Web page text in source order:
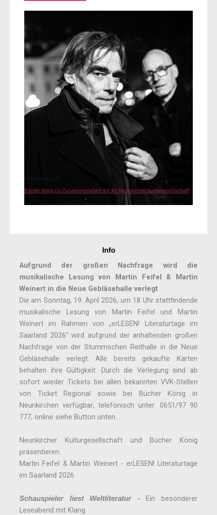
VERANSTALTER
Bücher König (in Zusammenarbeit mit der Neunkircher Kulturgesellschaft)
Info
Aufgrund der großen Nachfrage wird die
musikalische Lesung von Martin Feifel & Martin
Weinert in die Neue Gebläsehalle verlegt
Die am Sonntag, 19. April 2026, um 18 Uhr stattfindende
musikalische Lesung von Martin Feifel und Martin
Weinert im Rahmen von „erLESEN! Literaturtage im
Saarland 2026“ wird aufgrund der anhaltenden großen
Nachfrage von der Stummschen Reithalle in die Neue
Gebläsehalle verlegt. Alle bereits gekaufte Karten
behalten ihre Gültigkeit. Durch die Verlegung sind ab
sofort wieder Tickets bei allen bekannten VVK-Stellen
von Ticket Regional sowie bei Bücher König in
Neunkirchen verfügbar; telefonisch unter: 0651/97 90
777, online siehe Button unten.
Neunkircher Kulturgesellschaft und Bücher König
präsentieren:
Martin Feifel & Martin Weinert - erLESEN! Literaturtage
im Saarland 2026
Schauspieler liest Weltliteratur - Ein besonderer
Leseabend mit Klang